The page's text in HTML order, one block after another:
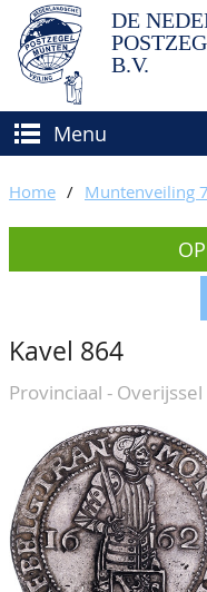
DE
B.V.
Menu
(VER)KOPEN
Hoe verkopen?
Voorwaarden
BIEDEN
CATALOGI/
KEURINGSDIENST
AGENDA
OVER ONS
Ons Team
80 jarig bestaan
CONTACT
ACCOUNT
Home / Muntenveiling
Kavel 864
Provinciaal - Overijssel